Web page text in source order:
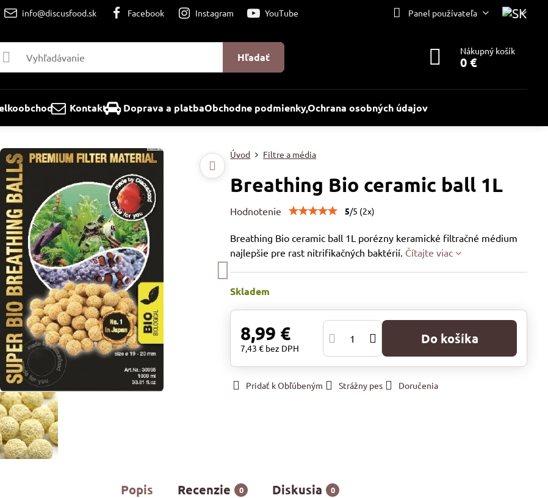
info@discusfood.sk Facebook Instagram YouTube Panel používateľa
Hľadať Nákupný košík
0 €
Kontakt Doprava a platbaObchodne podmienky,Ochrana osobných údajov
Úvod Filtre a média
Breathing Bio ceramic ball 1L
Hodnotenie 5/5 (2x)
Breathing Bio ceramic ball 1L porézny keramické filtračné médium
najlepšie pre rast nitrifikačných baktérií. Čítajte viac
Skladem
8,99 €
7,43 € bez DPH
Do košíka
Pridať k Obľúbeným Strážny pes Doručenia
Popis Recenzie 0 Diskusia 0